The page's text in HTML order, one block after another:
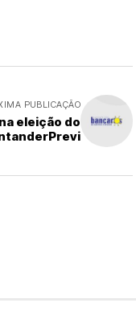
PUBLICAÇÃO
eleição do